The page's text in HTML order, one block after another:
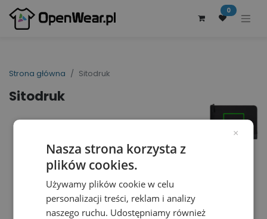
0
Strona główna Sitodruk
Sitodruk
×
Nasza strona korzysta z
plików cookies.
Używamy plików cookie w celu
personalizacji treści, reklam i analizy
naszego ruchu. Udostępniamy również